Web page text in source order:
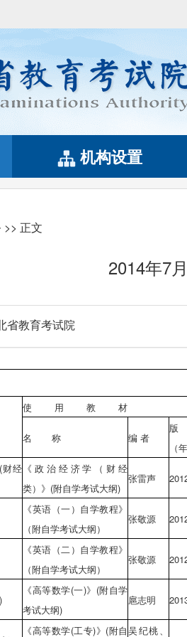
机构设置
>> 正文
2014年7
省教育考试院
使 用 教 材
名 称 编 者
（
经 《政治经济学（财经
类）》(附自学考试大纲)
张雷声
《英语（一）自学教程》
（附自学考试大纲）
张敬源
《英语（二）自学教程》
（附自学考试大纲）
张敬源
《高等数学(一)》(附自学
考试大纲)
扈志明
《高等数学(工专)》(附自吴纪桃、